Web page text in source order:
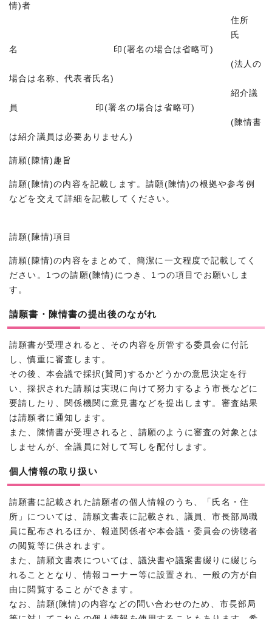
情)者
住所
氏
名 印(署名の場合は省略可)
(法人の
場合は名称、代表者氏名)
紹介議
員 印(署名の場合は省略可)
(陳情書
は紹介議員は必要ありません)
請願(陳情)趣旨
請願(陳情)の内容を記載します。請願(陳情)の根拠や参考例
などを交えて詳細を記載してください。
請願(陳情)項目
請願(陳情)の内容をまとめて、簡潔に一文程度で記載してく
ださい。1つの請願(陳情)につき、1つの項目でお願いしま
す。
請願書・陳情書の提出後のながれ
請願書が受理されると、その内容を所管する委員会に付託
し、慎重に審査します。
その後、本会議で採択(賛同)するかどうかの意思決定を行
い、採択された請願は実現に向けて努力するよう市長などに
要請したり、関係機関に意見書などを提出します。審査結果
は請願者に通知します。
また、陳情書が受理されると、請願のように審査の対象とは
しませんが、全議員に対して写しを配付します。
個人情報の取り扱い
請願書に記載された請願者の個人情報のうち、「氏名・住
所」については、請願文書表に記載され、議員、市長部局職
員に配布されるほか、報道関係者や本会議・委員会の傍聴者
の閲覧等に供されます。
また、請願文書表については、議決書や議案書綴りに綴じら
れることとなり、情報コーナー等に設置され、一般の方が自
由に閲覧することができます。
なお、請願(陳情)の内容などの問い合わせのため、市長部局